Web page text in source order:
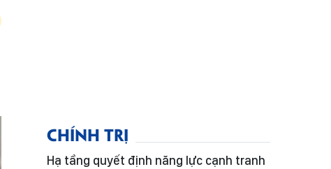
CHÍNH TRỊ
Hạ tầng quyết định năng lực cạnh tranh